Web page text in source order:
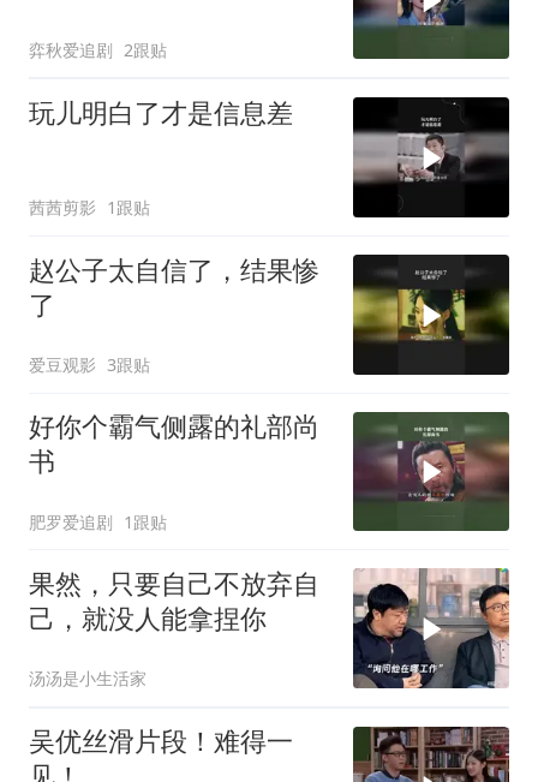
弈秋爱追剧 2跟贴
玩儿明白了才是信息差
茜茜剪影 1跟贴
赵公子太自信了，结果惨
了
爱豆观影 3跟贴
好你个霸气侧露的礼部尚
书
肥罗爱追剧 1跟贴
果然，只要自己不放弃自
己，就没人能拿捏你
汤汤是小生活家
吴优丝滑片段！难得一